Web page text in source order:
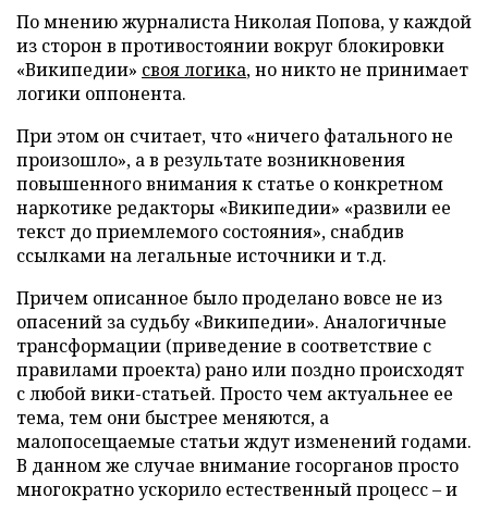
По мнению журналиста Николая Попова, у каждой
из сторон в противостоянии вокруг блокировки
«Википедии» своя логика, но никто не принимает
логики оппонента.
При этом он считает, что «ничего фатального не
произошло», а в результате возникновения
повышенного внимания к статье о конкретном
наркотике редакторы «Википедии» «развили ее
текст до приемлемого состояния», снабдив
ссылками на легальные источники и т.д.
Причем описанное было проделано вовсе не из
опасений за судьбу «Википедии». Аналогичные
трансформации (приведение в соответствие с
правилами проекта) рано или поздно происходят
с любой вики-статьей. Просто чем актуальнее ее
тема, тем они быстрее меняются, а
малопосещаемые статьи ждут изменений годами.
В данном же случае внимание госорганов просто
многократно ускорило естественный процесс – и